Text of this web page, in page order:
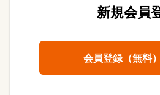
新規会員
会員登録（無料